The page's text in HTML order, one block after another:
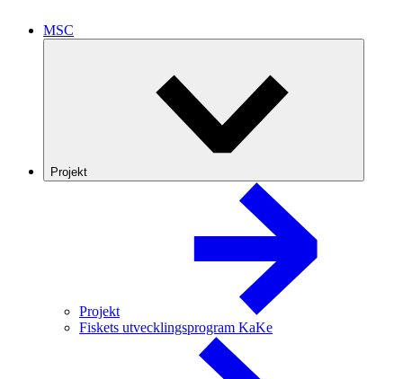
MSC
Projekt
Projekt
Fiskets utvecklingsprogram KaKe